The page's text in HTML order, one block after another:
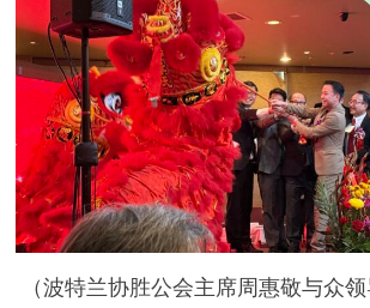
（波特兰协胜公会主席周惠敬与众